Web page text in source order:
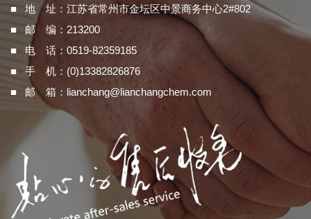
■ 地 址：江苏省常州市金坛区中景商务中心2#802
■ 邮 编：213200
■ 电 话：0519-82359185
■ 手 机：(0)13382826876
■ 邮 箱： lianchang@lianchangchem.com